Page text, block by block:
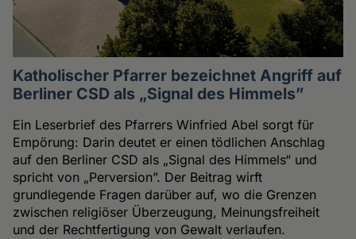
Katholischer Pfarrer bezeichnet Angriff auf
Berliner CSD als „Signal des Himmels”
Ein Leserbrief des Pfarrers Winfried Abel sorgt für
Empörung: Darin deutet er einen tödlichen Anschlag
auf den Berliner CSD als „Signal des Himmels“ und
spricht von „Perversion”. Der Beitrag wirft
grundlegende Fragen darüber auf, wo die Grenzen
zwischen religiöser Überzeugung, Meinungsfreiheit
und der Rechtfertigung von Gewalt verlaufen.